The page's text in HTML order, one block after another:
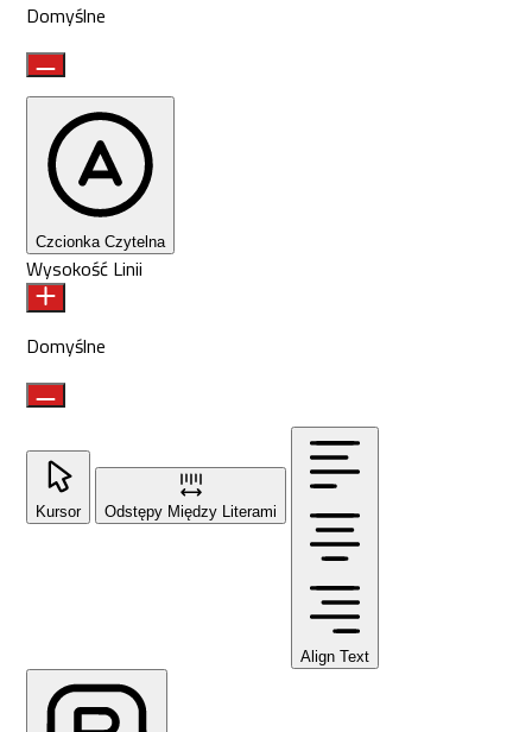
Domyślne
Czcionka Czytelna
Wysokość Linii
Domyślne
Kursor Odstępy Między Literami
Align Text